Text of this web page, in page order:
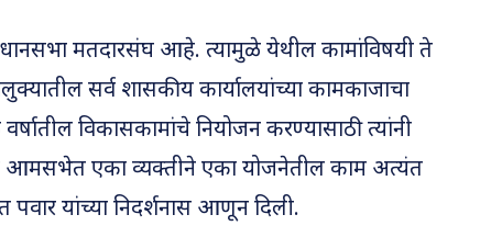
मतदारसंघ आहे. त्यामुळे येथील कामांविषयी ते
सर्व शासकीय कार्यालयांच्या कामकाजाचा
विकासकामांचे नियोजन करण्यासाठी त्यांनी
एका व्यक्तीने एका योजनेतील काम अत्यंत
पवार यांच्या निदर्शनास आणून दिली.